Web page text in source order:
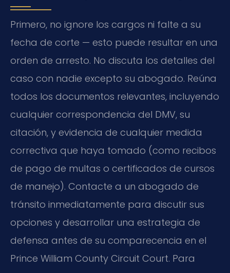
Primero, no ignore los cargos ni falte a su
fecha de corte — esto puede resultar en una
orden de arresto. No discuta los detalles del
caso con nadie excepto su abogado. Reúna
todos los documentos relevantes, incluyendo
cualquier correspondencia del DMV, su
citación, y evidencia de cualquier medida
correctiva que haya tomado (como recibos
de pago de multas o certificados de cursos
de manejo). Contacte a un abogado de
tránsito inmediatamente para discutir sus
opciones y desarrollar una estrategia de
defensa antes de su comparecencia en el
Prince William County Circuit Court. Para